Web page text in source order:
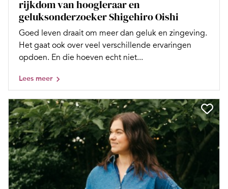
rijkdom van hoogleraar en
geluksonderzoeker Shigehiro Oishi
Goed leven draait om meer dan geluk en zingeving.
Het gaat ook over veel verschillende ervaringen
opdoen. En die hoeven echt niet...
Lees meer